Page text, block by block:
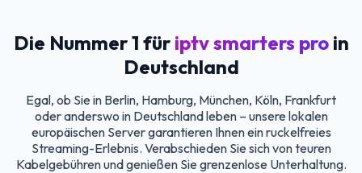
Die Nummer 1 für iptv smarters proin
Deutschland
Egal, ob Sie in Berlin, Hamburg, München, Köln, Frankfurt
oder anderswo in Deutschland leben – unsere lokalen
europäischen Server garantieren Ihnen ein ruckelfreies
Streaming-Erlebnis. Verabschieden Sie sich von teuren
Kabelgebühren und genießen Sie grenzenlose Unterhaltung.